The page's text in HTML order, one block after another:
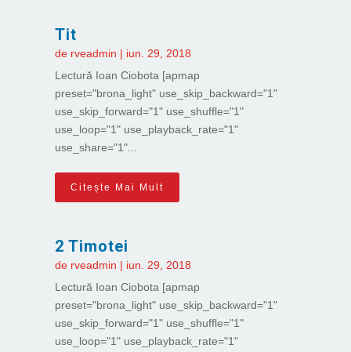
Tit
de rveadmin | iun. 29, 2018
Lectură Ioan Ciobota [apmap
preset="brona_light" use_skip_backward="1"
use_skip_forward="1" use_shuffle="1"
use_loop="1" use_playback_rate="1"
use_share="1"...
Citește Mai Mult
2 Timotei
de rveadmin | iun. 29, 2018
Lectură Ioan Ciobota [apmap
preset="brona_light" use_skip_backward="1"
use_skip_forward="1" use_shuffle="1"
use_loop="1" use_playback_rate="1"